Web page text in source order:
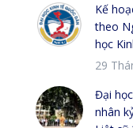
Kế
theo
học
29
Đại
nhân